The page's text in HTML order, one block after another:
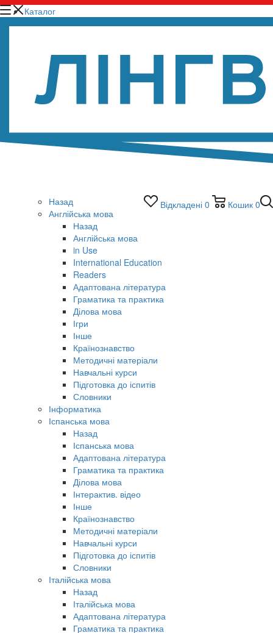
Відкладені 0 Кошик 0
Каталог
Назад
Англійська мова
Назад
Англійська мова
in Use
International Education
Readers
Адаптована література
Граматика та практика
Ділова мова
Ігри
Інше
Країнознавство
Методичні матеріали
Навчальні курси
Підготовка до іспитів
Словники
Інформатика
Іспанська мова
Назад
Іспанська мова
Адаптована література
Граматика та практика
Ділова мова
Інтерактив. відео
Інше
Країнознавство
Методичні матеріали
Навчальні курси
Підготовка до іспитів
Словники
Італійська мова
Назад
Італійська мова
Адаптована література
Граматика та практика